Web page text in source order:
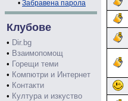
• Забравена парола
Клубове
• Dir.bg
• Взаимопомощ
• Горещи теми
• Компютри и Интернет
• Контакти
• Култура и изкуство